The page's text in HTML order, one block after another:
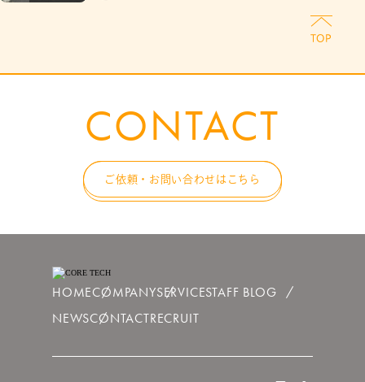
CONTACT
ご依頼・お問い合わせはこちら
HOMECOMPANYSERVICESTAFF BLOG
NEWSCONTACTRECRUIT